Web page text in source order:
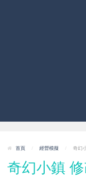
首頁 / 經營模擬 / 奇幻
奇幻小鎮